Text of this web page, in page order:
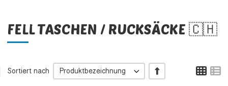
FELL TASCHEN / RUCKSÄCKE 🇨🇭
Sortiert nach Produktbezeichnung +/-